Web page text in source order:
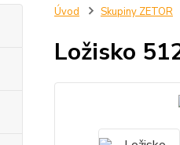
Úvod Skupiny ZETOR
Ložisko